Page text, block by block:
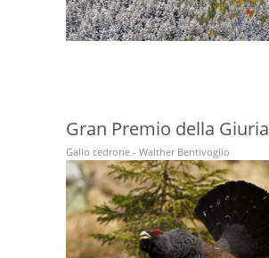
Gran Premio della Giuria
Gallo cedrone - Walther Bentivoglio